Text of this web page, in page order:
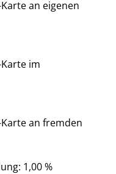
an eigenen
im
an fremden
1,00 %